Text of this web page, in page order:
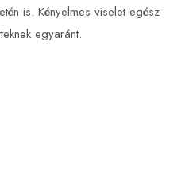
is. Kényelmes viselet egész
egyaránt.